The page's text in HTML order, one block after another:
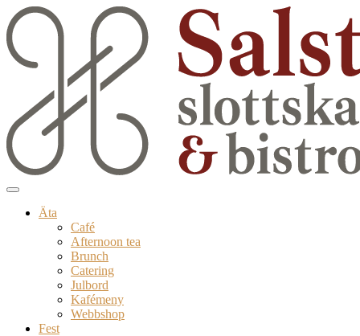
Äta
Café
Afternoon tea
Brunch
Catering
Julbord
Kafémeny
Webbshop
Fest